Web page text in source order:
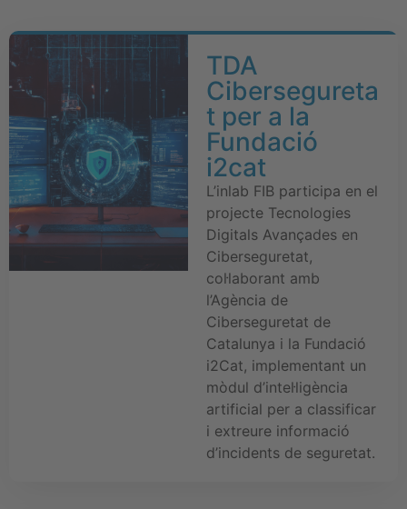
TDA
Cibersegureta
t per a la
Fundació
i2cat
L’inlab FIB participa en el
projecte Tecnologies
Digitals Avançades en
Ciberseguretat,
col·laborant amb
l’Agència de
Ciberseguretat de
Catalunya i la Fundació
i2Cat, implementant un
mòdul d’intel·ligència
artificial per a classificar
i extreure informació
d’incidents de seguretat.